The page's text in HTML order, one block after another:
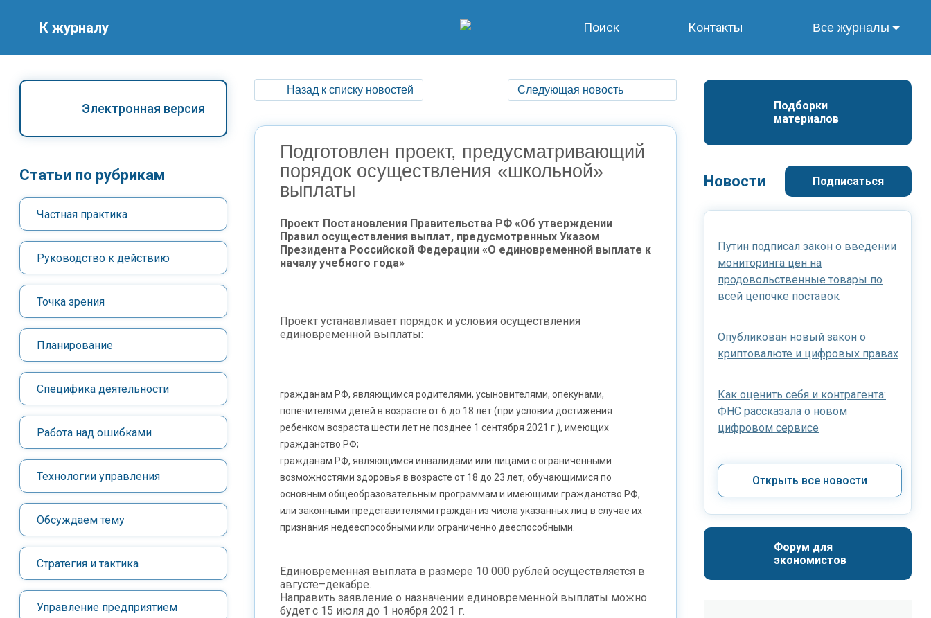
К журналу Поиск Контакты Все журналы
Электронная версия
Статьи по рубрикам
Частная практика
Руководство к действию
Точка зрения
Планирование
Специфика деятельности
Работа над ошибками
Технологии управления
Обсуждаем тему
Стратегия и тактика
Управление предприятием
Назад к списку новостей Следующая новость
Подготовлен проект, предусматривающий
порядок осуществления «школьной»
выплаты
Проект Постановления Правительства РФ «Об утверждении
Правил осуществления выплат, предусмотренных Указом
Президента Российской Федерации «О единовременной выплате к
началу учебного года»
Проект устанавливает порядок и условия осуществления
единовременной выплаты:
гражданам РФ, являющимся родителями, усыновителями, опекунами,
попечителями детей в возрасте от 6 до 18 лет (при условии достижения
ребенком возраста шести лет не позднее 1 сентября 2021 г.), имеющих
гражданство РФ;
гражданам РФ, являющимся инвалидами или лицами с ограниченными
возможностями здоровья в возрасте от 18 до 23 лет, обучающимися по
основным общеобразовательным программам и имеющими гражданство РФ,
или законными представителями граждан из числа указанных лиц в случае их
признания недееспособными или ограниченно дееспособными.
Единовременная выплата в размере 10 000 рублей осуществляется в
августе–декабре.
Направить заявление о назначении единовременной выплаты можно
будет с 15 июля до 1 ноября 2021 г.
Подборки
материалов
Новости Подписаться
Путин подписал закон о введении
мониторинга цен на
продовольственные товары по
всей цепочке поставок
Опубликован новый закон о
криптовалюте и цифровых правах
Как оценить себя и контрагента:
ФНС рассказала о новом
цифровом сервисе
Открыть все новости
Форум для
экономистов